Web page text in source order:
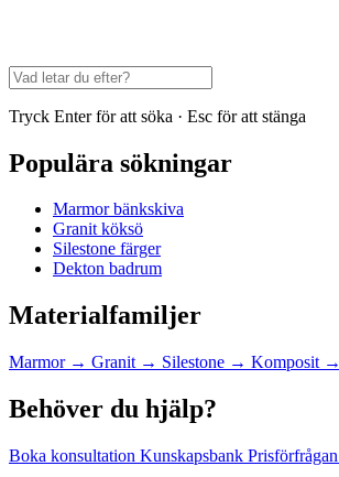
Tryck Enter för att söka · Esc för att stänga
Populära sökningar
Marmor bänkskiva
Granit köksö
Silestone färger
Dekton badrum
Materialfamiljer
Marmor → Granit → Silestone → Komposit →
Behöver du hjälp?
Boka konsultation Kunskapsbank Prisförfrågan